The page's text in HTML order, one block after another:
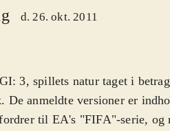
d. 26. okt. 2011
3, spillets natur taget i
De anmeldte versioner er
til EA's "FIFA"-serie, og